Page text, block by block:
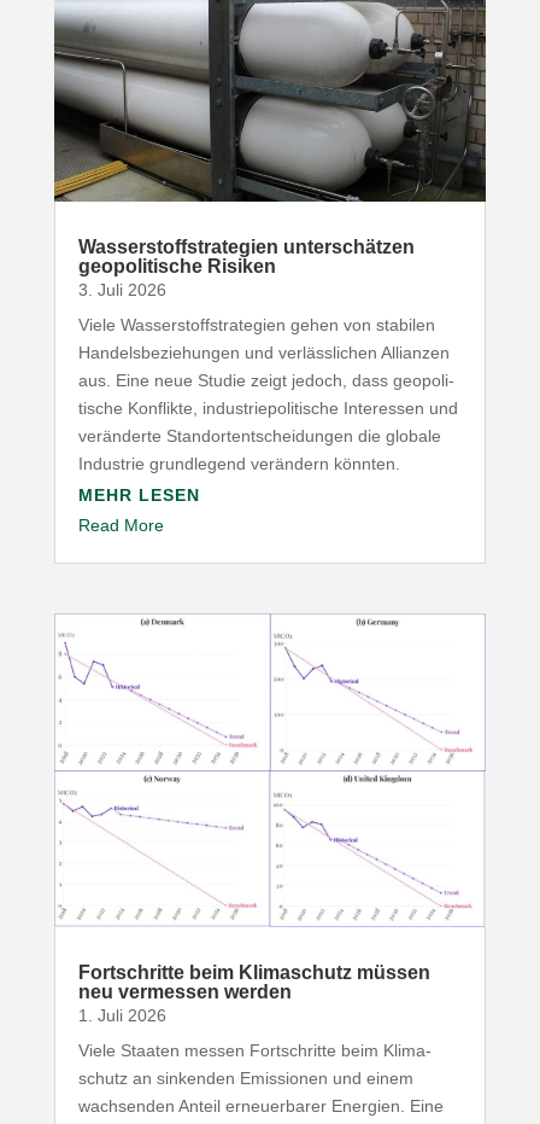
Wasser­stoff­stra­tegien unter­schätzen
geopo­li­tische Risiken
3. Juli 2026
Viele Wasser­stoff­stra­tegien gehen von stabilen
Handels­be­zie­hungen und verläss­lichen Allianzen
aus. Eine neue Studie zeigt jedoch, dass geopo­li­
tische Konflikte, indus­trie­po­li­tische Inter­essen und
verän­derte Stand­ort­ent­schei­dungen die globale
Industrie grund­legend verändern könnten.
MEHR LESEN
Read More
Fort­schritte beim Klima­schutz müssen
neu vermessen werden
1. Juli 2026
Viele Staaten messen Fort­schritte beim Klima­
schutz an sinkenden Emis­sionen und einem
wach­senden Anteil erneu­er­barer Energien. Eine